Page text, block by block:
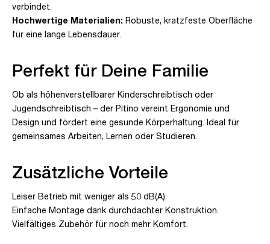
verbindet.
Hochwertige Materialien: Robuste, kratzfeste Oberfläche
für eine lange Lebensdauer.
Perfekt für Deine Familie
Ob als höhenverstellbarer Kinderschreibtisch oder
Jugendschreibtisch – der Pitino vereint Ergonomie und
Design und fördert eine gesunde Körperhaltung. Ideal für
gemeinsames Arbeiten, Lernen oder Studieren.
Zusätzliche Vorteile
Leiser Betrieb mit weniger als 50 dB(A).
Einfache Montage dank durchdachter Konstruktion.
Vielfältiges Zubehör für noch mehr Komfort.